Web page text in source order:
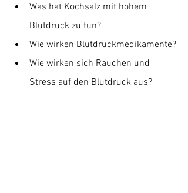
Was hat Kochsalz mit hohem
Blutdruck zu tun?
Wie wirken Blutdruckmedikamente?
Wie wirken sich Rauchen und
Stress auf den Blutdruck aus?